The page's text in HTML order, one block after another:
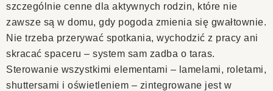
szczególnie cenne dla aktywnych rodzin, które nie
zawsze są w domu, gdy pogoda zmienia się gwałtownie.
Nie trzeba przerywać spotkania, wychodzić z pracy ani
skracać spaceru – system sam zadba o taras.
Sterowanie wszystkimi elementami – lamelami, roletami,
shuttersami i oświetleniem – zintegrowane jest w